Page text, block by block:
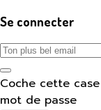
Se connecter
Coche cette
mot de passe